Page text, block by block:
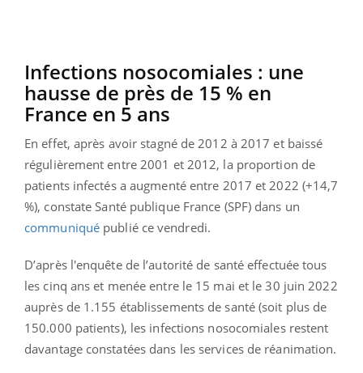
Infections nosocomiales : une
hausse de près de 15 % en
France en 5 ans
En effet, après avoir stagné de 2012 à 2017 et baissé
régulièrement entre 2001 et 2012, la proportion de
patients infectés a augmenté entre 2017 et 2022 (+14,7
%), constate Santé publique France (SPF) dans un
communiqué publié ce vendredi.
D’après l'enquête de l’autorité de santé effectuée tous
les cinq ans et menée entre le 15 mai et le 30 juin 2022
auprès de 1.155 établissements de santé (soit plus de
150.000 patients), les infections nosocomiales restent
davantage constatées dans les services de réanimation.